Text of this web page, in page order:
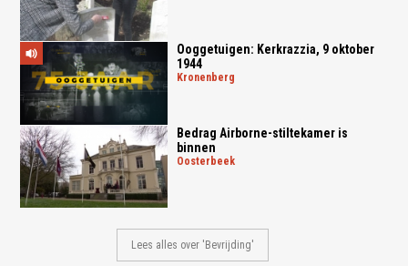
Ooggetuigen: Kerkrazzia, 9 oktober
1944
kronenberg
Bedrag Airborne-stiltekamer is
binnen
oosterbeek
Lees alles over 'Bevrijding'